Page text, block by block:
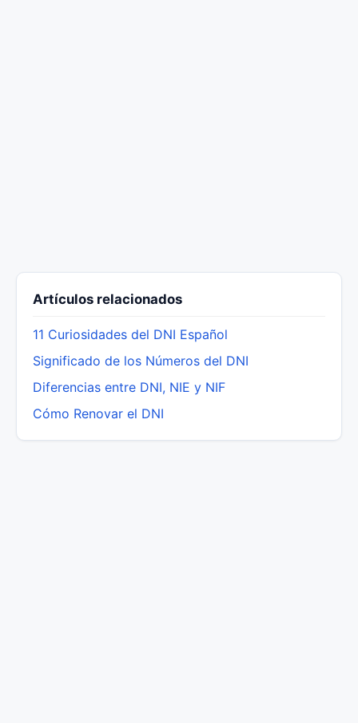
Artículos relacionados
11 Curiosidades del DNI Español
Significado de los Números del DNI
Diferencias entre DNI, NIE y NIF
Cómo Renovar el DNI